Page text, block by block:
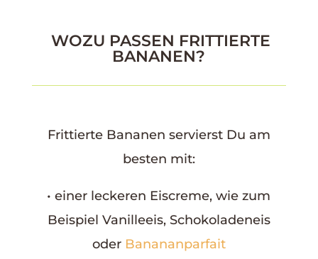
WOZU PASSEN FRITTIERTE
BANANEN?
Frittierte Bananen servierst Du am
besten mit:
• einer leckeren Eiscreme, wie zum
Beispiel Vanilleeis, Schokoladeneis
oder Banananparfait